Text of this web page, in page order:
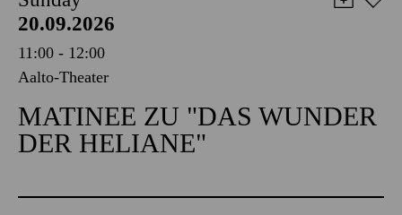
20.09.2026
11:00 - 12:00
Aalto-Theater
MATINEE ZU "DAS WUNDER
DER HELIANE"